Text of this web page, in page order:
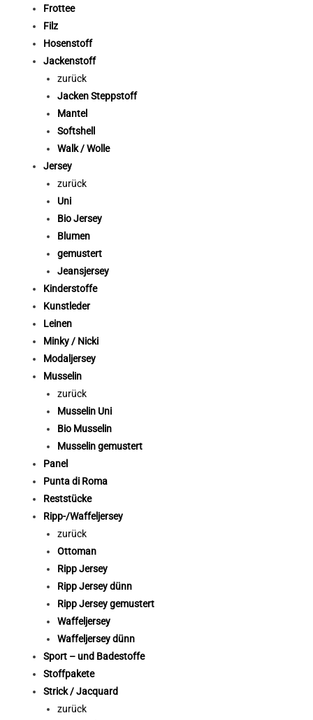
Frottee
Filz
Hosenstoff
Jackenstoff
zurück
Jacken Steppstoff
Mantel
Softshell
Walk / Wolle
Jersey
zurück
Uni
Bio Jersey
Blumen
gemustert
Jeansjersey
Kinderstoffe
Kunstleder
Leinen
Minky / Nicki
Modaljersey
Musselin
zurück
Musselin Uni
Bio Musselin
Musselin gemustert
Panel
Punta di Roma
Reststücke
Ripp-/Waffeljersey
zurück
Ottoman
Ripp Jersey
Ripp Jersey dünn
Ripp Jersey gemustert
Waffeljersey
Waffeljersey dünn
Sport – und Badestoffe
Stoffpakete
Strick / Jacquard
zurück